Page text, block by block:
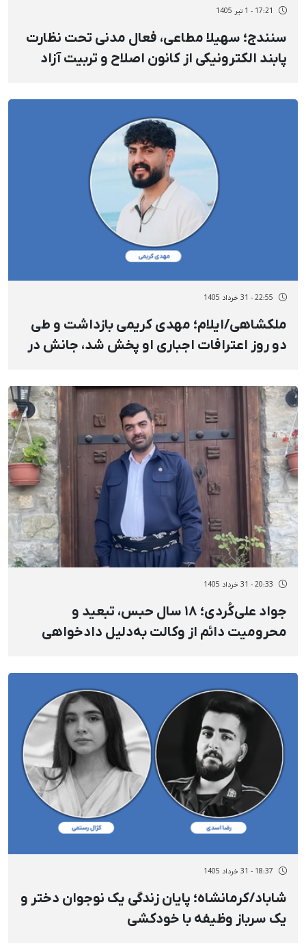
17:21 - 1 تیر 1405
سنندج؛ سهیلا مطاعی، فعال مدنی تحت نظارت
پابند الکترونیکی از کانون اصلاح و تربیت آزاد
22:55 - 31 خرداد 1405
ملکشاهی/ایلام؛ مهدی کریمی بازداشت و طی
دو روز اعترافات اجباری او پخش شد، جانش در
20:33 - 31 خرداد 1405
جواد علی‌کُردی؛ ۱۸ سال حبس، تبعید و
محرومیت دائم از وکالت به‌دلیل دادخواهی
18:37 - 31 خرداد 1405
شاباد/کرمانشاه؛ پایان زندگی یک نوجوان دختر و
یک سرباز وظیفه با خودکشی